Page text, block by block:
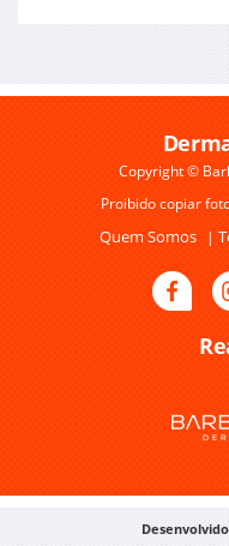
Copyright ©
Proibido copiar
Quem Somos |